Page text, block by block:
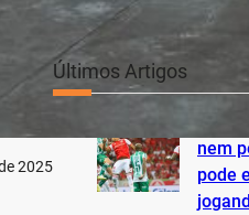
2025
Últimos Artigos
O
nem
pode